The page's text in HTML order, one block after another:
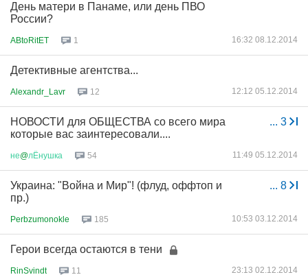
День матери в Панаме, или день ПВО
России?
ABtoRitET 1 16:32 08.12.2014
Детективные агентства...
Alexandr_Lavr 12 12:12 05.12.2014
... 3
НОВОСТИ для ОБЩЕСТВА со всего мира
которые вас заинтересовали....
не@лЁнушка 54 11:49 05.12.2014
... 8
Украина: "Война и Мир"! (флуд, оффтоп и
пр.)
Perbzumonokle 185 10:53 03.12.2014
Герои всегда остаются в тени
RinSvindt 11 23:13 02.12.2014